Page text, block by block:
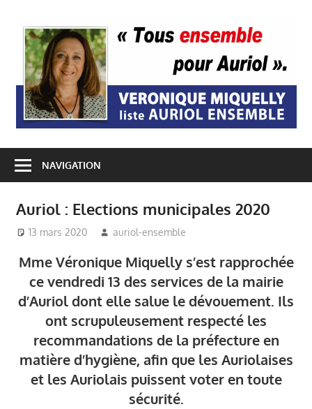
contenu
NAVIGATION
Auriol : Elections municipales 2020
13 mars 2020 auriol-ensemble
Auriol,Mairie Auriol,
Véronique Miquelly -
Auriol,Vie du village -
Auriol
Mme Véronique Miquelly s’est rapprochée
ce vendredi 13 des services de la mairie
d’Auriol dont elle salue le dévouement. Ils
ont scrupuleusement respecté les
recommandations de la préfecture en
matière d’hygiène, afin que les Auriolaises
et les Auriolais puissent voter en toute
sécurité.